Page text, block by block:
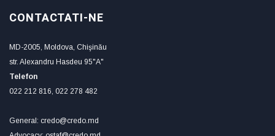
CONTACTATI-NE
MD-2005, Moldova, Chişinău
str. Alexandru Hasdeu 95"A"
Telefon
022 212 816, 022 278 482
General: credo@credo.md